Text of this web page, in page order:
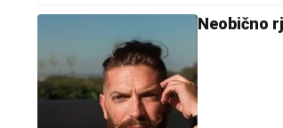
Neobično